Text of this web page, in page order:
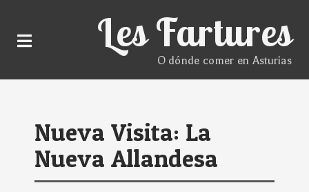
Les Fartures
O dónde comer en Asturias
Nueva Visita: La
Nueva Allandesa